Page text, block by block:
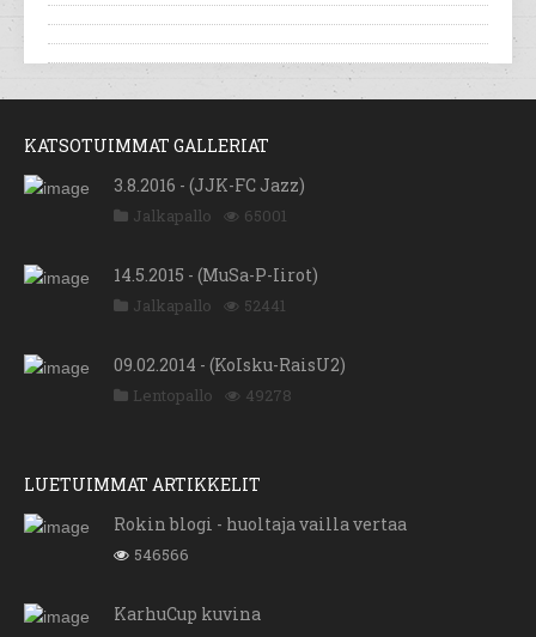
KATSOTUIMMAT GALLERIAT
3.8.2016 - (JJK-FC Jazz)
Jalkapallo 65001
14.5.2015 - (MuSa-P-Iirot)
Jalkapallo 52441
09.02.2014 - (KoIsku-RaisU2)
Lentopallo 49278
LUETUIMMAT ARTIKKELIT
Rokin blogi - huoltaja vailla vertaa
546566
KarhuCup kuvina